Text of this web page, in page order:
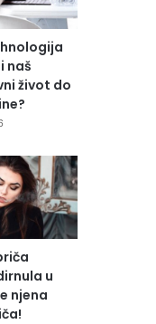
naš
život do
u
njena